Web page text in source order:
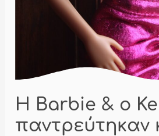
Η Barbie & ο
παντρεύτηκαν